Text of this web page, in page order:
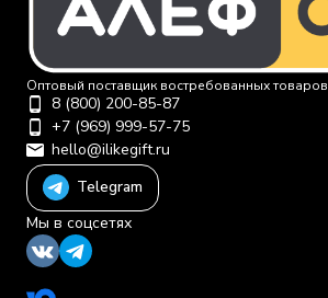
Оптовый поставщик востребованных товаров
8 (800) 200-85-87
+7 (969) 999-57-75
hello@ilikegift.ru
Telegram
Мы в соцсетях